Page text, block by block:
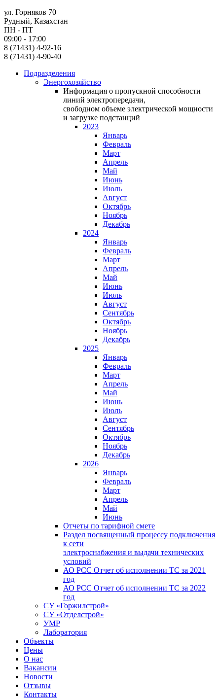
ул. Горняков 70
Рудный, Казахстан
ПН - ПТ
09:00 - 17:00
8 (71431) 4-92-16
8 (71431) 4-90-40
Подразделения
Энергохозяйство
Информация о пропускной способности
линий электропередачи,
свободном объеме электрической мощности
и загрузке подстанций
2023
Январь
Февраль
Март
Апрель
Май
Июнь
Июль
Август
Октябрь
Ноябрь
Декабрь
2024
Январь
Февраль
Март
Апрель
Май
Июнь
Июль
Август
Сентябрь
Октябрь
Ноябрь
Декабрь
2025
Январь
Февраль
Март
Апрель
Май
Июнь
Июль
Август
Сентябрь
Октябрь
Ноябрь
Декабрь
2026
Январь
Февраль
Март
Апрель
Май
Июнь
Отчеты по тарифной смете
Раздел посвященный процессу подключения
к сети
электроснабжения и выдачи технических
условий
АО РСС Отчет об исполнении ТС за 2021
год
АО РСС Отчет об исполнении ТС за 2022
год
СУ «Горжилстрой»
СУ «Отделстрой»
УМР
Лаборатория
Объекты
Цены
О нас
Вакансии
Новости
Отзывы
Контакты